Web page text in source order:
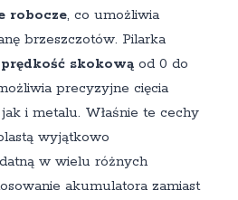
robocze, co umożliwia
brzeszczotów. Pilarka
prędkość skokowąod 0 do
precyzyjne cięcia
i metalu. Właśnie te cechy
wyjątkowo
w wielu różnych
akumulatora zamiast